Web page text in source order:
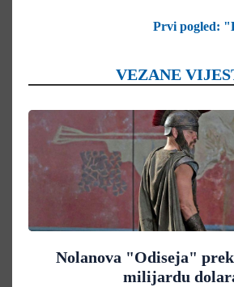
Prvi pogled:
VEZANE
Nolanova "Odiseja"
milijardu